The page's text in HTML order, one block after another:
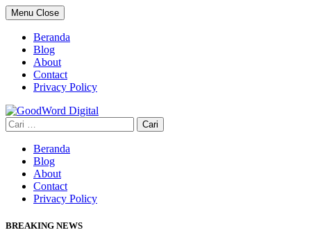
Skip
to
content
Menu Close
Beranda
Blog
About
Contact
Privacy Policy
Cari
untuk:
Beranda
Blog
About
Contact
Privacy Policy
BREAKING NEWS